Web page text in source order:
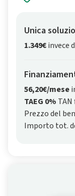
Unica
1.349€invece
56,20€/mese
TAEG 0% TAN
Prezzo del
Importo tot.